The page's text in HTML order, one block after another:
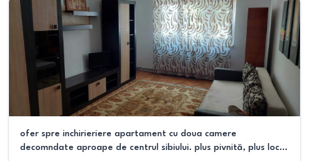
ofer spre inchirieriere apartament cu doua camere
decomndate aproape de centrul sibiului. plus pivnită, plus loc